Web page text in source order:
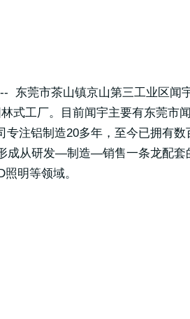
东莞市茶山镇京山第三工业区
式工厂。目前闻宇主要有东莞市
注铝制造20多年，至今已拥有
成从研发—制造—销售一条龙配
明等领域。